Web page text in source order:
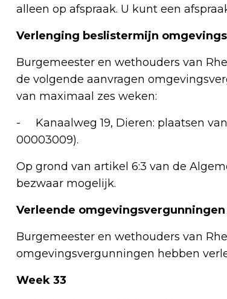
alleen op afspraak. U kunt een
Verlenging beslistermijn
Burgemeester en wethouders van
de volgende aanvragen
van maximaal zes weken:
- Kanaalweg 19, Dieren: plaatsen
00003009).
Op grond van artikel 6:3 van de
bezwaar mogelijk.
Verleende
Burgemeester en wethouders van
omgevingsvergunningen hebben
Week 33